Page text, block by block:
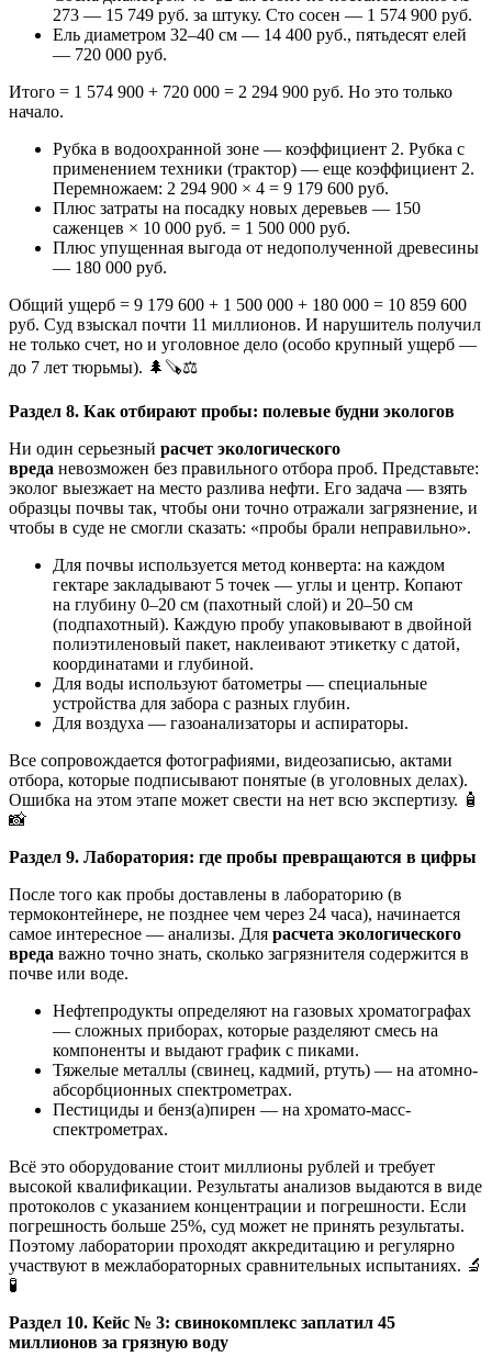
273 — 15 749 руб. за штуку. Сто сосен — 1 574 900 руб.
Ель диаметром 32–40 см — 14 400 руб., пятьдесят елей
— 720 000 руб.
Итого = 1 574 900 + 720 000 = 2 294 900 руб. Но это только
начало.
Рубка в водоохранной зоне — коэффициент 2. Рубка с
применением техники (трактор) — еще коэффициент 2.
Перемножаем: 2 294 900 × 4 = 9 179 600 руб.
Плюс затраты на посадку новых деревьев — 150
саженцев × 10 000 руб. = 1 500 000 руб.
Плюс упущенная выгода от недополученной древесины
— 180 000 руб.
Общий ущерб = 9 179 600 + 1 500 000 + 180 000 = 10 859 600
руб. Суд взыскал почти 11 миллионов. И нарушитель получил
не только счет, но и уголовное дело (особо крупный ущерб —
до 7 лет тюрьмы). 🌲🪚⚖️
Раздел 8. Как отбирают пробы: полевые будни экологов
Ни один серьезный расчет экологического
вреда невозможен без правильного отбора проб. Представьте:
эколог выезжает на место разлива нефти. Его задача — взять
образцы почвы так, чтобы они точно отражали загрязнение, и
чтобы в суде не смогли сказать: «пробы брали неправильно».
Для почвы используется метод конверта: на каждом
гектаре закладывают 5 точек — углы и центр. Копают
на глубину 0–20 см (пахотный слой) и 20–50 см
(подпахотный). Каждую пробу упаковывают в двойной
полиэтиленовый пакет, наклеивают этикетку с датой,
координатами и глубиной.
Для воды используют батометры — специальные
устройства для забора с разных глубин.
Для воздуха — газоанализаторы и аспираторы.
Все сопровождается фотографиями, видеозаписью, актами
отбора, которые подписывают понятые (в уголовных делах).
Ошибка на этом этапе может свести на нет всю экспертизу. 🧴
📸
Раздел 9. Лаборатория: где пробы превращаются в цифры
После того как пробы доставлены в лабораторию (в
термоконтейнере, не позднее чем через 24 часа), начинается
самое интересное — анализы. Для расчета экологического
вреда важно точно знать, сколько загрязнителя содержится в
почве или воде.
Нефтепродукты определяют на газовых хроматографах
— сложных приборах, которые разделяют смесь на
компоненты и выдают график с пиками.
Тяжелые металлы (свинец, кадмий, ртуть) — на атомно-
абсорбционных спектрометрах.
Пестициды и бенз(а)пирен — на хромато-масс-
спектрометрах.
Всё это оборудование стоит миллионы рублей и требует
высокой квалификации. Результаты анализов выдаются в виде
протоколов с указанием концентрации и погрешности. Если
погрешность больше 25%, суд может не принять результаты.
Поэтому лаборатории проходят аккредитацию и регулярно
участвуют в межлабораторных сравнительных испытаниях. 🔬
🧪
Раздел 10. Кейс № 3: свинокомплекс заплатил 45
миллионов за грязную воду